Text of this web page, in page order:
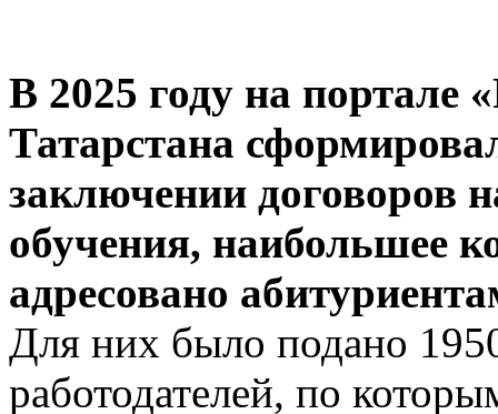
В 2025 году на портале
Татарстана
заключении договоров
обучения, наибольшее
адресовано
Для них было подано
работодателей, по